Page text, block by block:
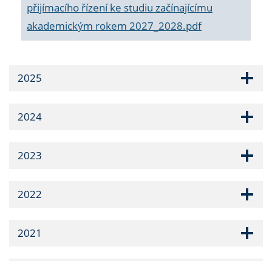
přijímacího řízení ke studiu začínajícímu
akademickým rokem 2027_2028.pdf
2025
2024
2023
2022
2021